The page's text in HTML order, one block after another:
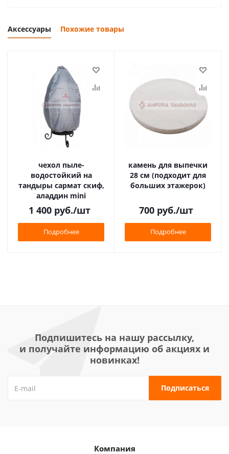
Аксессуары Похожие товары
чехол пыле-
водостойкий на
тандыры сармат скиф,
аладдин mini
1 400руб./шт
Подробнее
камень для выпечки
28 см (подходит для
больших этажерок)
700 руб./шт
Подробнее
Подпишитесь на нашу рассылку,
и получайте информацию об акциях и
новинках!
Компания